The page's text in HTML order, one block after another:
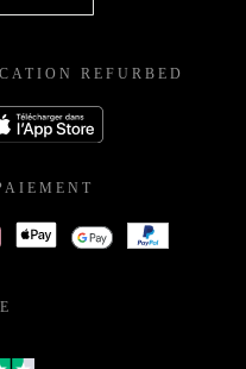
REFURBED